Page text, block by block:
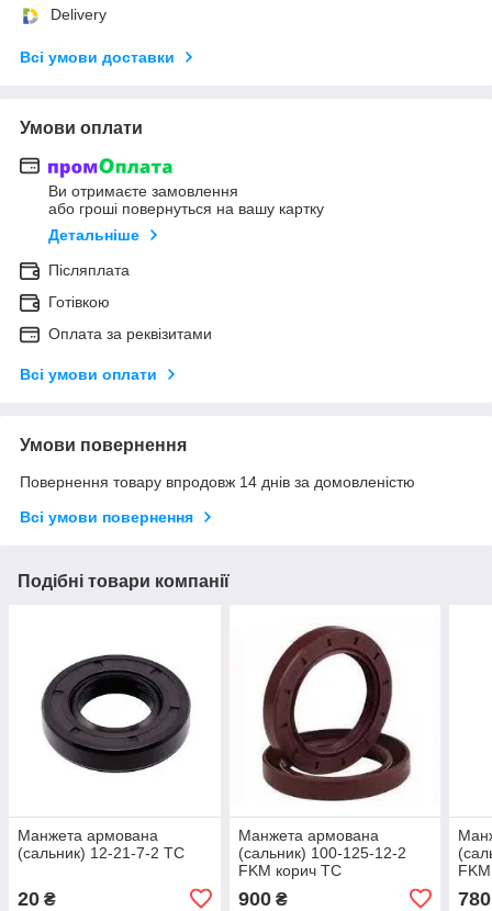
Delivery
Всі умови доставки
Умови оплати
Ви отримаєте замовлення
або гроші повернуться на вашу картку
Детальніше
Післяплата
Готівкою
Оплата за реквізитами
Всі умови оплати
Умови повернення
Повернення товару впродовж 14 днів за домовленістю
Всі умови повернення
Подібні товари компанії
Манжета армована
(сальник) 12-21-7-2 TC
20 ₴
Манжета армована
(сальник) 100-125-12-2
FKM корич TC
900₴ 780